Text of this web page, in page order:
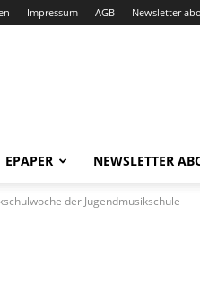
Impressum AGB Newsletter
EPAPER NEWSLETTER
der Jugendmusikschule